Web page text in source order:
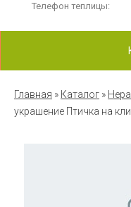
Телефон теплицы:
Главная » Каталог »
украшение Птичка на